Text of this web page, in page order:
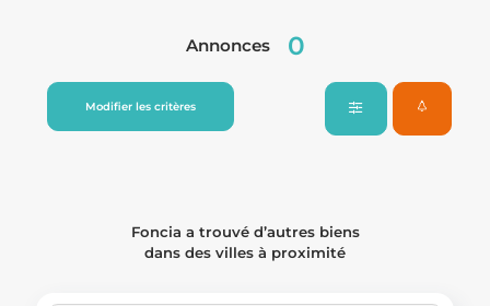
Annonces 0
Modifier les critères
Foncia a trouvé d’autres biens
dans des villes à proximité